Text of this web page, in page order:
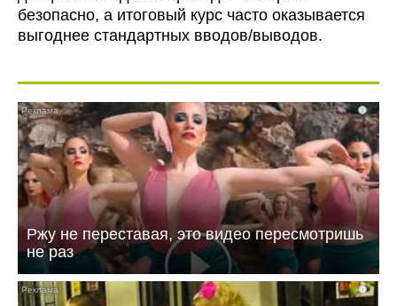
безопасно, а итоговый курс часто оказывается
выгоднее стандартных вводов/выводов.
i
Ржу не переставая, это видео пересмотришь
не раз
i